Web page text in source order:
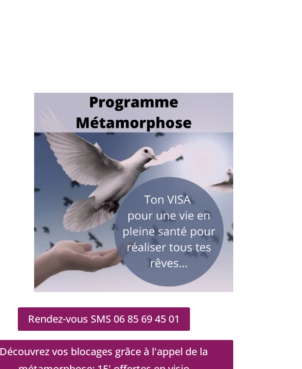
Rendez-vous SMS 06 85 69 45 01
Découvrez vos blocages grâce à l'appel de la